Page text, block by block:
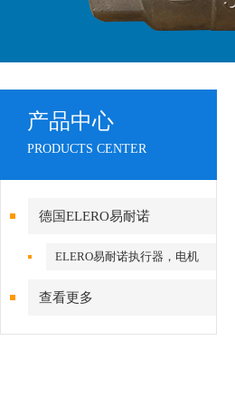
产品中心
PRODUCTS CENTER
德国ELERO易耐诺
ELERO易耐诺执行器，电机
查看更多